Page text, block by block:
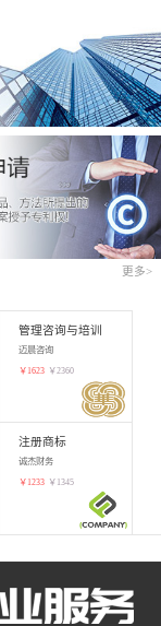
更多>
管理咨询与培训
迈晨咨询
￥ 1623 ￥2360
注册商标
诚杰财务
￥ 1233 ￥ 1345